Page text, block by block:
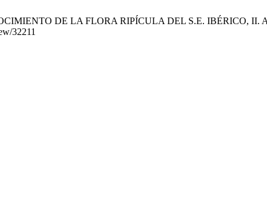
DE LA FLORA RIPÍCULA DEL S.E. IBÉRICO, II.
32211